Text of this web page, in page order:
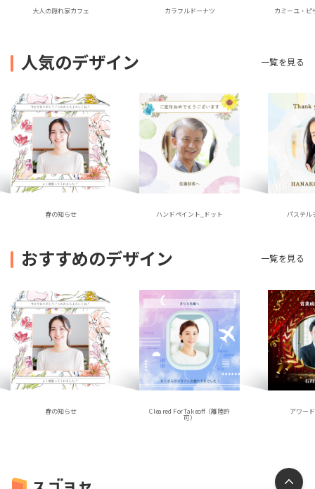
大人の隠れ家カフェ カラフルドーナツ カミーユ・ピ
人気のデザイン 一覧を見る
春の知らせ ハンドペイント_ドット パステル
おすすめのデザイン 一覧を見る
春の知らせ Cleared For Takeoff（離陸許
可）
アワー